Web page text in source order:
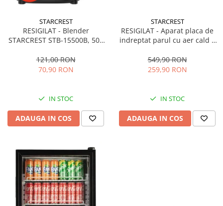
STARCREST
RESIGILAT - Blender
STARCREST STB-15500B, 500
Pulse, Negru
121,00 RON
70,90 RON
IN STOC
ADAUGA IN COS
STARCREST
RESIGILAT - Aparat placa de
indreptat parul cu aer cald 2
1300 W, Uscare si indreptare,
Afisaj LCD, Tehnologie cu ioni
549,90 RON
259,90 RON
IN STOC
ADAUGA IN COS